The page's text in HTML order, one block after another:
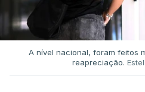
A nível nacional, foram feitos
reapreciação.